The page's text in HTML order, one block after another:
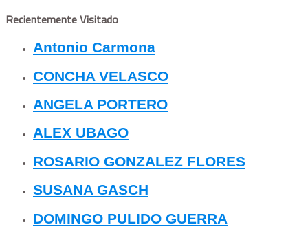
Recientemente Visitado
Antonio Carmona
CONCHA VELASCO
ANGELA PORTERO
ALEX UBAGO
ROSARIO GONZALEZ FLORES
SUSANA GASCH
DOMINGO PULIDO GUERRA